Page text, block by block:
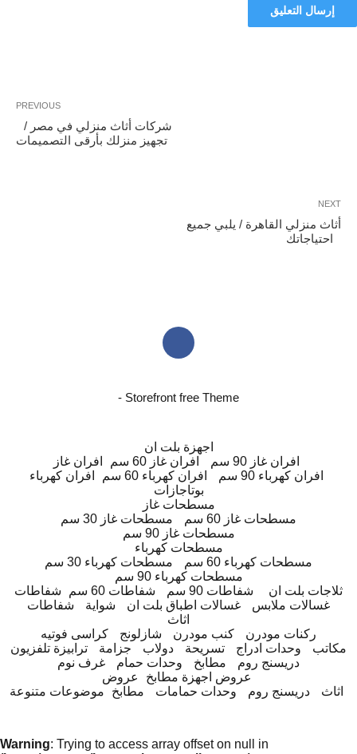
تصفّح
المقالات
Previous
Post
PREVIOUS
شركات أثاث منزلي في مصر /
تجهيز منزلك بأرقى التصميمات
NEXT
أثاث منزلي القاهرة / يلبي جميع
احتياجاتك
- Storefront free Theme
اجهزة بلت ان
افران غاز
افران غاز 60 سم
افران غاز 90 سم
افران كهرباء
افران كهرباء 60 سم
افران كهرباء 90 سم
بوتاجازات
مسطحات غاز
مسطحات غاز 30 سم
مسطحات غاز 60 سم
مسطحات غاز 90 سم
مسطحات كهرباء
مسطحات كهرباء 30 سم
مسطحات كهرباء 60 سم
مسطحات كهرباء 90 سم
شفاطات
شفاطات 60 سم شفاطات 90 سم
ثلاجات بلت ان
شفاطات
شواية غسالات اطباق بلت ان
غسالات ملابس
اثاث
كراسى فوتيه
شازلونج كنب مودرن
ركنات مودرن
ترابيزة تلفزيون
جزامة دولاب تسريحة وحدات ادراج
مكاتب
غرف نوم
وحدات حمام مطابخ
دريسنج روم
عروض
عروض اجهزة مطابخ
موضوعات متنوعة
مطابخ وحدات حمامات دريسنج روم اثاث
Warning: Trying to access array offset on null in